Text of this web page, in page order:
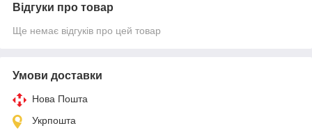
Відгуки про товар
Ще немає відгуків про цей товар
Умови доставки
Нова Пошта
Укрпошта